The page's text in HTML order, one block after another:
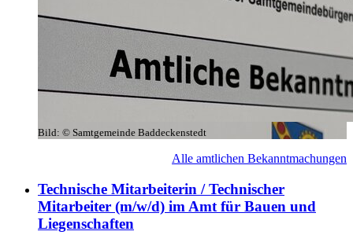
Bild: © Samtgemeinde Baddeckenstedt
Alle amtlichen Bekanntmachungen
Technische Mitarbeiterin / Technischer
Mitarbeiter (m/w/d) im Amt für Bauen und
Liegenschaften